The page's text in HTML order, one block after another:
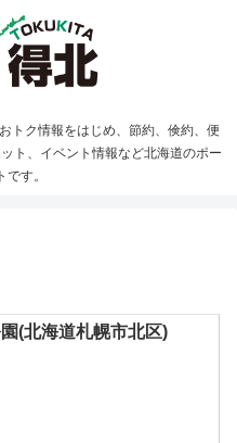
トク情報をはじめ、節約、倹約、便
ト、イベント情報など北海道のポー
です。
(北海道札幌市北区)